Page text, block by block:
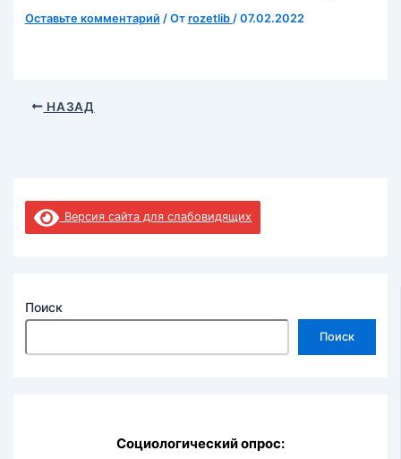
Оставьте комментарий / От rozetlib / 07.02.2022
НАЗАД
Версия сайта для слабовидящих
Поиск
Поиск
Социологический опрос: